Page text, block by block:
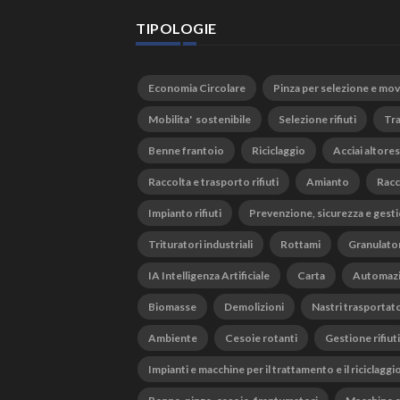
TIPOLOGIE
Economia Circolare Pinza per selezione e
Mobilita' sostenibile Selezione rifiuti
Benne frantoio Riciclaggio Acciai
Raccolta e trasporto rifiuti Amianto
Impianto rifiuti Prevenzione, sicurezza e
Trituratori industriali Rottami
IA Intelligenza Artificiale Carta
Biomasse Demolizioni Nastri
Ambiente Cesoie rotanti Gestione rifiuti
Impianti e macchine per il trattamento e il